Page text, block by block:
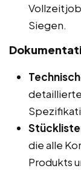
Siegen.
die alle
Produkts